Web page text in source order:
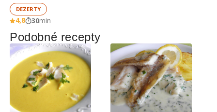
DEZERTY
4,8 30min
Podobné recepty